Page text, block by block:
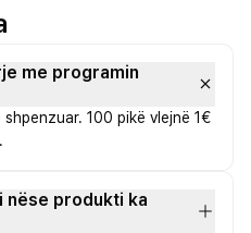
me programin
100 pikë vlejnë 1€
nëse produkti ka